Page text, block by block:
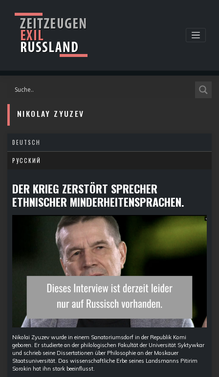
NIKOLAY ZYUZEV
DEUTSCH
РУССКИЙ
DER KRIEG ZERSTÖRT SPRECHER
ETHNISCHER MINDERHEITENSPRACHEN.
Nikolai Zyuzev wurde in einem Sanatoriumsdorf in der Republik Komi
geboren. Er studierte an der philologischen Fakultät der Universität Syktywkar
und schrieb seine Dissertationen über Philosophie an der Moskauer
Staatsuniversität. Das wissenschaftliche Erbe seines Landsmanns Pitirim
Sorokin hat ihn stark beeinflusst.